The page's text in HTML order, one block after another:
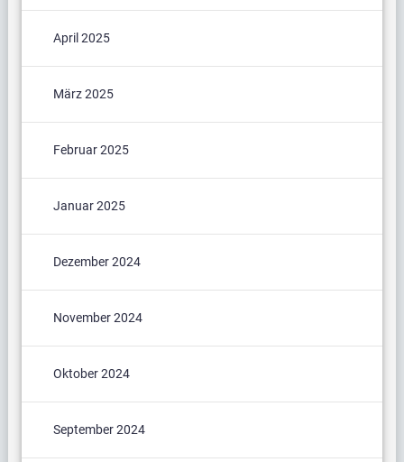
April 2025
März 2025
Februar 2025
Januar 2025
Dezember 2024
November 2024
Oktober 2024
September 2024